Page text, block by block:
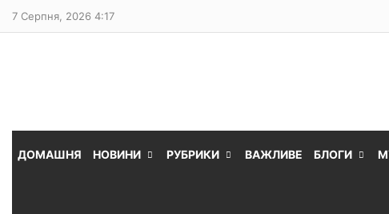
7 Серпня, 2026 4:17
ДОМАШНЯ НОВИНИ РУБРИКИ ВАЖЛИВЕ БЛОГИ